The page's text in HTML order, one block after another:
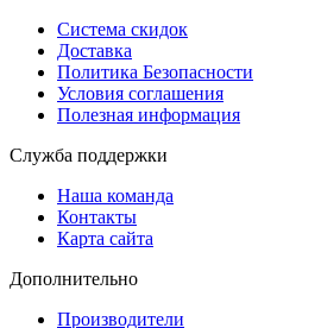
Система скидок
Доставка
Политика Безопасности
Условия соглашения
Полезная информация
Служба поддержки
Наша команда
Контакты
Карта сайта
Дополнительно
Производители